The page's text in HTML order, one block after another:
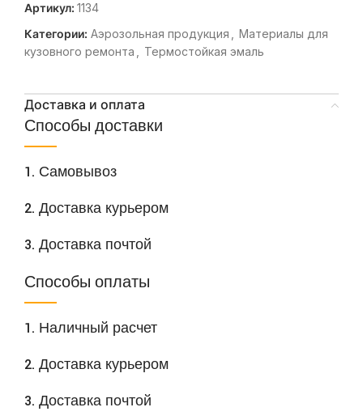
Артикул: 1134
Категории: Аэрозольная продукция
Материалы для
кузовного ремонта
Термостойкая эмаль
Доставка и оплата
Способы доставки
1. Самовывоз
2. Доставка курьером
3. Доставка почтой
Способы оплаты
1. Наличный расчет
2. Доставка курьером
3. Доставка почтой